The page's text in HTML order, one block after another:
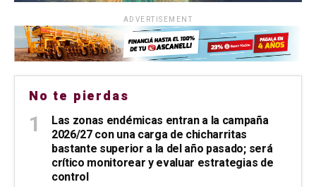
ADVERTISEMENT
No te pierdas
Las zonas endémicas entran a la campaña
2026/27 con una carga de chicharritas
bastante superior a la del año pasado; será
crítico monitorear y evaluar estrategias de
control